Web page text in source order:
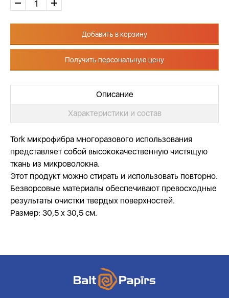
Добавить в корзину
Получить персональную цену
Описание
Характеристики и состав
Tork микрофибра многоразового использования
представляет собой высококачественную чистящую
ткань из микроволокна.
Этот продукт можно стирать и использовать повторно.
Безворсовые материалы обеспечивают превосходные
результаты очистки твердых поверхностей.
Размер: 30,5 х 30,5 см.